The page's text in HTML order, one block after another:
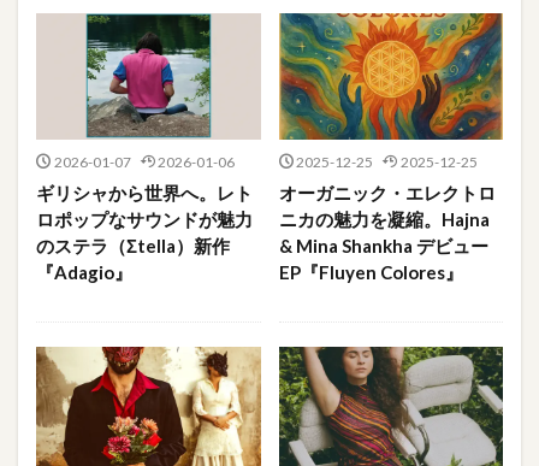
2026-01-07 2026-01-06
ギリシャから世界へ。レト
ロポップなサウンドが魅力
のステラ（Σtella）新作
『Adagio』
2025-12-25 2025-12-25
オーガニック・エレクトロ
ニカの魅力を凝縮。Hajna
& Mina Shankha デビュー
EP『Fluyen Colores』